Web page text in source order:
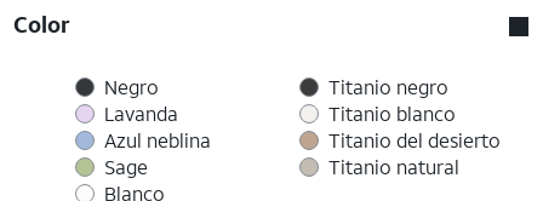
Color
Negro
Lavanda
Azul neblina
Sage
Blanco
Titanio negro
Titanio blanco
Titanio del desierto
Titanio natural